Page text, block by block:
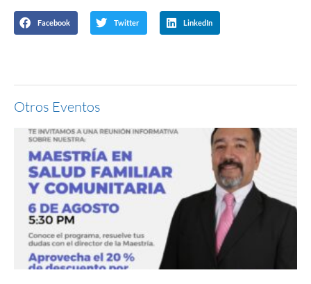
Facebook Twitter LinkedIn
Otros Eventos